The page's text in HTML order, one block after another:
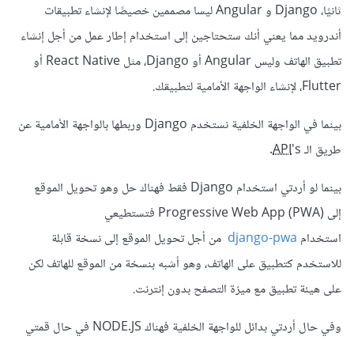
ثانيًا، Django و Angular ليسا مصممين خصيصًا لإنشاء تطبيقات
أندرويد مما يعني أنك ستحتاجين إلى استخدام إطار عمل من أجل إنشاء
تطبيق الهاتف وليس Angular أو Django، مثل React Native أو
Flutter، لإنشاء الواجهة الأمامية لتطبيقك.
بينما في الواجهة الخلفية نستخدم Django وربطها بالواجهة الأمامية عن
طريق الـ API's.
بينما لو أردتي استخدام Django فقط فهناك حل وهو تحويل الموقع
إلى Progressive Web App (PWA) فتستطيعي
استخدام django-pwa من أجل تحويل الموقع إلى نسخة قابلة
للاستخدم كتطبيق على الهاتف، وهو أشبه بنسخة من الموقع للهاتف لكن
على هيئة تطبيق مع ميزة التصفح بدون إنترنت.
وفي حال أردتي بدائل للواجهة الخلفية فهناك NODE.JS في حال قمتي